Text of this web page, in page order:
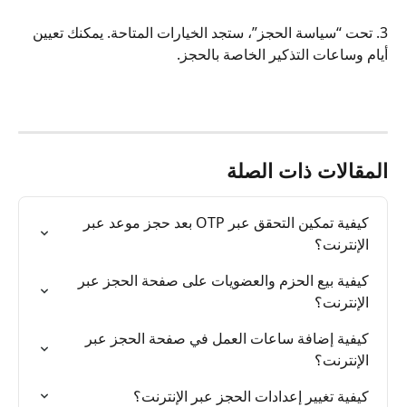
3. تحت “سياسة الحجز”، ستجد الخيارات المتاحة. يمكنك تعيين
أيام وساعات التذكير الخاصة بالحجز.
المقالات ذات الصلة
كيفية تمكين التحقق عبر OTP بعد حجز موعد عبر
الإنترنت؟
كيفية بيع الحزم والعضويات على صفحة الحجز عبر
الإنترنت؟
كيفية إضافة ساعات العمل في صفحة الحجز عبر
الإنترنت؟
كيفية تغيير إعدادات الحجز عبر الإنترنت؟